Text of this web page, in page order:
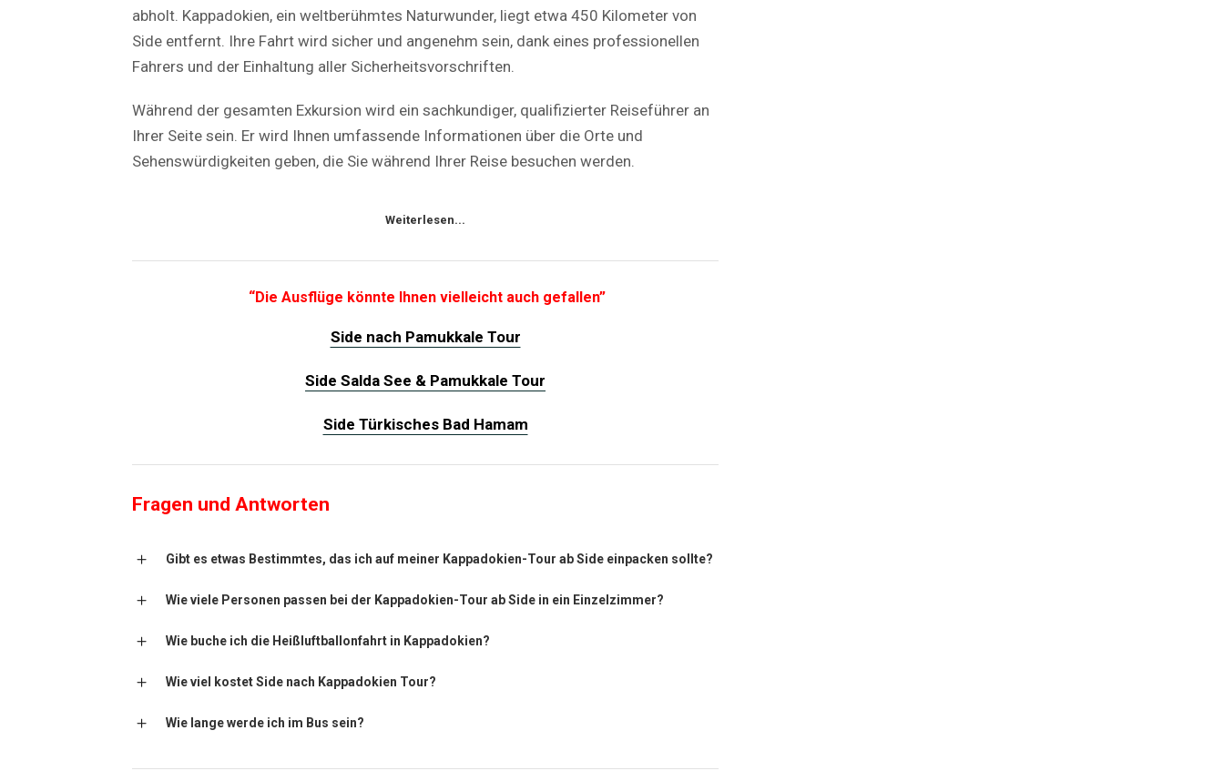
abholt. Kappadokien, ein weltberühmtes Naturwunder, liegt etwa 450 Kilometer von
Side entfernt. Ihre Fahrt wird sicher und angenehm sein, dank eines professionellen
Fahrers und der Einhaltung aller Sicherheitsvorschriften.
Während der gesamten Exkursion wird ein sachkundiger, qualifizierter Reiseführer an
Ihrer Seite sein. Er wird Ihnen umfassende Informationen über die Orte und
Sehenswürdigkeiten geben, die Sie während Ihrer Reise besuchen werden.
Weiterlesen...
“Die Ausflüge könnte Ihnen vielleicht auch gefallen”
Side nach Pamukkale Tour
Side Salda See & Pamukkale Tour
Side Türkisches Bad Hamam
Fragen und Antworten
Gibt es etwas Bestimmtes, das ich auf meiner Kappadokien-Tour ab Side einpacken sollte?
Wie viele Personen passen bei der Kappadokien-Tour ab Side in ein Einzelzimmer?
Wie buche ich die Heißluftballonfahrt in Kappadokien?
Wie viel kostet Side nach Kappadokien Tour?
Wie lange werde ich im Bus sein?